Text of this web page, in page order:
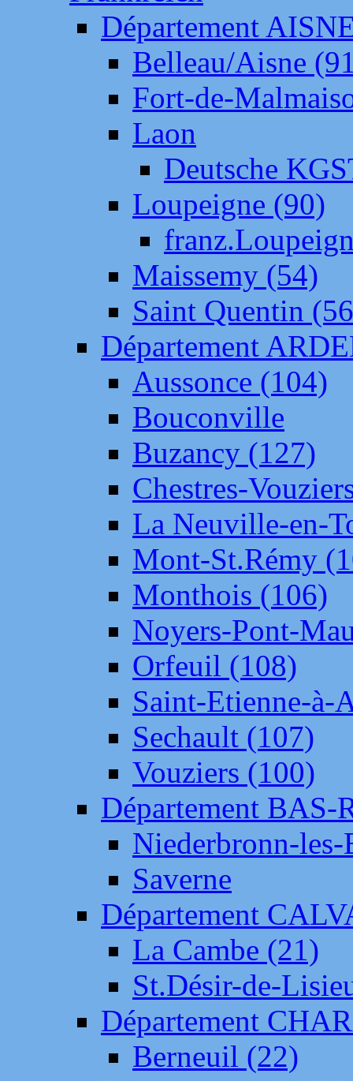
Département
Belleau/Aisne
Fort-de-
Laon
Deutsche
Loupeigne (90)
Maissemy (54)
Saint Quentin
Département
Aussonce (104)
Bouconville
Buzancy (127)
Chestres-
La Neuville-en-
Mont-St.Rémy
Monthois (106)
Noyers-Pont-
Orfeuil (108)
Saint-Etienne-à-
Sechault (107)
Vouziers (100)
Département BAS-
Niederbronn-
Saverne
Département
La Cambe (21)
St.Désir-de-
Département
Berneuil (22)